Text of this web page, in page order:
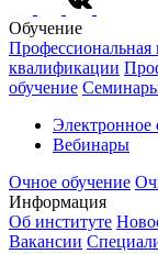
Обучение
Профессиональная
квалификации
обучение
Электронное
Вебинары
Очное обучение
Информация
Об институте
Вакансии